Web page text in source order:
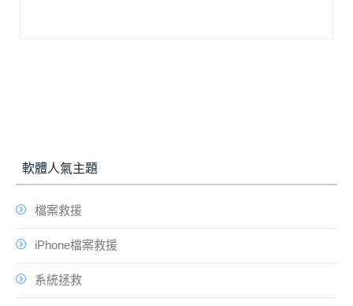
軟體人氣主題
檔案救援
iPhone檔案救援
系統拯救